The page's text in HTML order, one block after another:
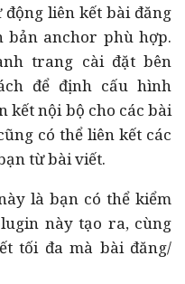
liên kết bài đăng
anchor phù hợp.
trang cài đặt bên
để định cấu hình
kết nội bộ cho các bài
có thể liên kết các
từ bài viết.
là bạn có thể kiểm
này tạo ra, cùng
tối đa mà bài đăng/